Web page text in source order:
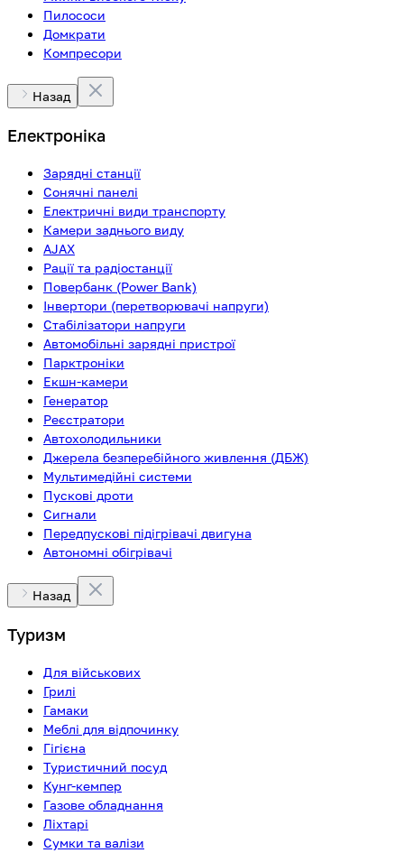
Пилососи
Домкрати
Компресори
Назад
Електроніка
Зарядні станції
Сонячні панелі
Електричні види транспорту
Камери заднього виду
AJAX
Рації та радіостанції
Повербанк (Power Bank)
Інвертори (перетворювачі напруги)
Стабілізатори напруги
Автомобільні зарядні пристрої
Парктроніки
Екшн-камери
Генератор
Реєстратори
Автохолодильники
Джерела безперебійного живлення (ДБЖ)
Мультимедійні системи
Пускові дроти
Сигнали
Передпускові підігрівачі двигуна
Автономні обігрівачі
Назад
Туризм
Для військових
Грилі
Гамаки
Меблі для відпочинку
Гігієна
Туристичний посуд
Кунг-кемпер
Газове обладнання
Ліхтарі
Сумки та валізи